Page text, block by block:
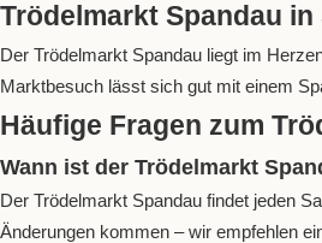
Trödelmarkt Spandau
Der Trödelmarkt Spandau liegt im
Marktbesuch lässt sich gut mit einem
Häufige Fragen zum
Wann ist der Trödelmarkt
Der Trödelmarkt Spandau findet jeden
Änderungen kommen – wir empfehlen